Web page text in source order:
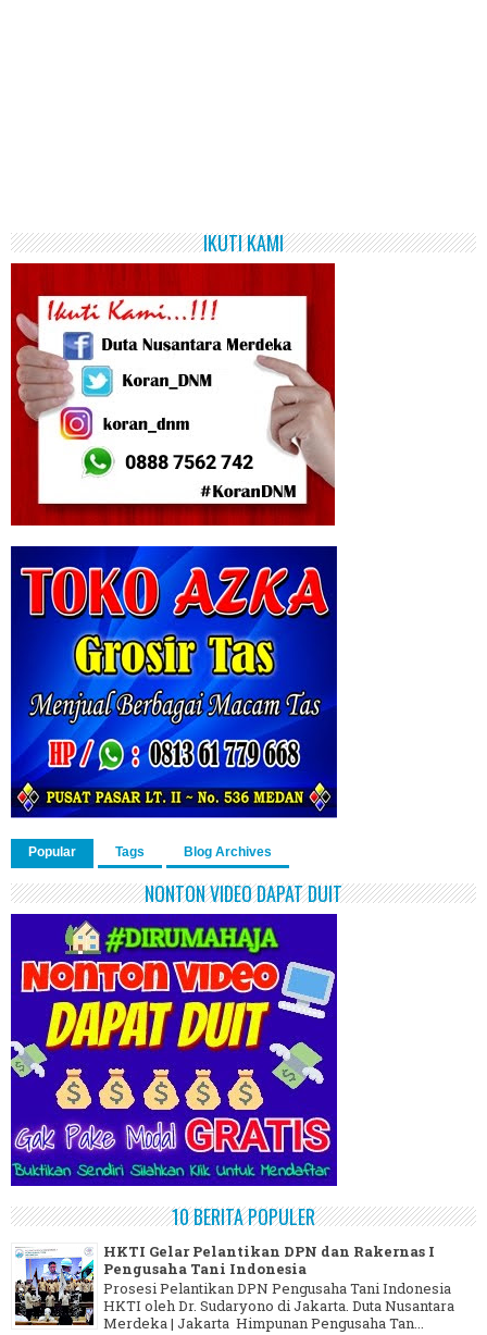
IKUTI KAMI
Popular Tags Blog Archives
NONTON VIDEO DAPAT DUIT
10 BERITA POPULER
HKTI Gelar Pelantikan DPN dan Rakernas I
Pengusaha Tani Indonesia
Prosesi Pelantikan DPN Pengusaha Tani Indonesia
HKTI oleh Dr. Sudaryono di Jakarta. Duta Nusantara
Merdeka | Jakarta Himpunan Pengusaha Tan...